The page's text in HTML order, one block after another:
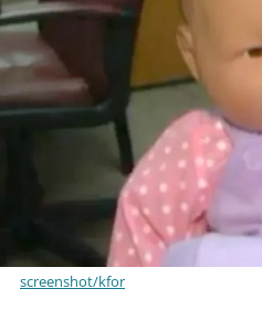
screenshot/kfor